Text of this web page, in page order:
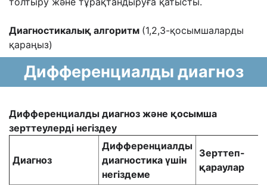
Диагностикалық алгоритм (1,2,3-қосымшаларды
қараңыз)
Дифференциалды диагноз
Дифференциалды диагноз және қосымша
зерттеулерді негіздеу
Диагноз
Дифференциалды
диагностика үшін
негіздеме
Зерттеп-
қараулар